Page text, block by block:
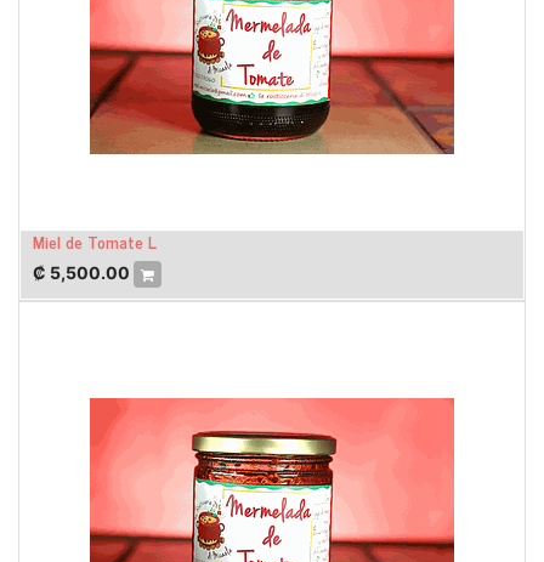
Miel de Tomate L
₡ 5,500.00